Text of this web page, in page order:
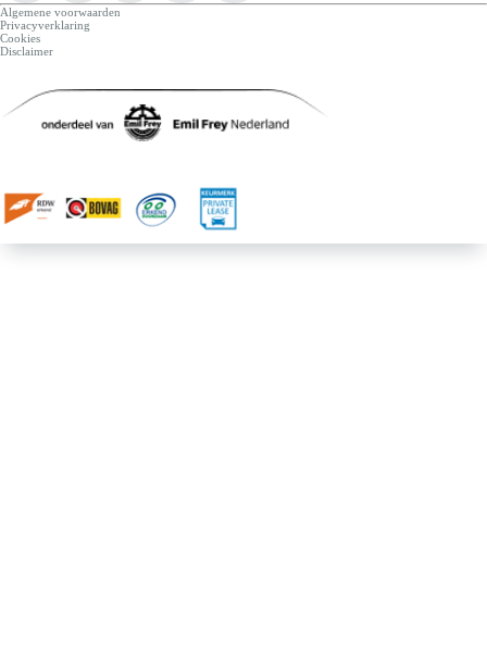
Algemene voorwaarden
Privacyverklaring
Cookies
Disclaimer